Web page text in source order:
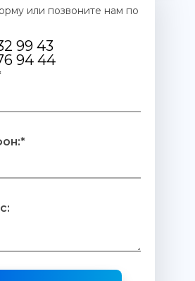
или позвоните нам по
99 43
94 44